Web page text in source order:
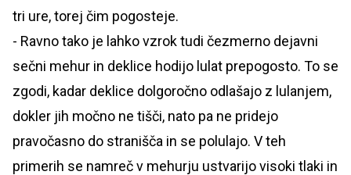
tri ure, torej čim pogosteje.
- Ravno tako je lahko vzrok tudi čezmerno dejavni
sečni mehur in deklice hodijo lulat prepogosto. To se
zgodi, kadar deklice dolgoročno odlašajo z lulanjem,
dokler jih močno ne tišči, nato pa ne pridejo
pravočasno do stranišča in se polulajo. V teh
primerih se namreč v mehurju ustvarijo visoki tlaki in